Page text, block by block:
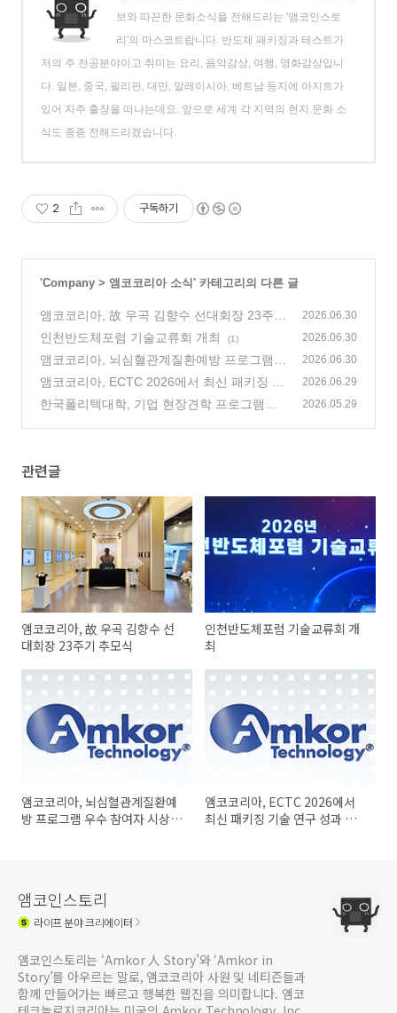
보와 따끈한 문화소식을 전해드리는 '앰코인스토
리'의 마스코트랍니다. 반도체 패키징과 테스트가
저의 주 전공분야이고 취미는 요리, 음악감상, 여행, 영화감상입니
다. 일본, 중국, 필리핀, 대만, 말레이시아, 베트남 등지에 아지트가
있어 자주 출장을 떠나는데요. 앞으로 세계 각 지역의 현지 문화 소
식도 종종 전해드리겠습니다.
2 구독하기
'Company > 앰코코리아 소식' 카테고리의 다른 글
앰코코리아, 故 우곡 김향수 선대회장 23주기
추모식
(0)
2026.06.30
인천반도체포럼 기술교류회 개최 (1) 2026.06.30
앰코코리아, 뇌심혈관계질환예방 프로그램
우수 참여자 시상식 개최
(0)
2026.06.30
앰코코리아, ECTC 2026에서 최신 패키징 기
술 연구 성과 소개
(0)
2026.06.29
한국폴리텍대학, 기업 현장견학 프로그램으
2026.05.29
관련글
앰코코리아, 故 우곡 김향수 선
대회장 23주기 추모식
인천반도체포럼 기술교류회 개
최
앰코코리아, 뇌심혈관계질환예
방 프로그램 우수 참여자 시상식
앰코코리아, ECTC 2026에서
최신 패키징 기술 연구 성과 소
앰코인스토리
라이프분야 크리에이터
앰코인스토리는 ‘Amkor 人 Story’와 ‘Amkor in
Story’를 아우르는 말로, 앰코코리아 사원 및 네티즌들과
함께 만들어가는 빠르고 행복한 웹진을 의미합니다. 앰코